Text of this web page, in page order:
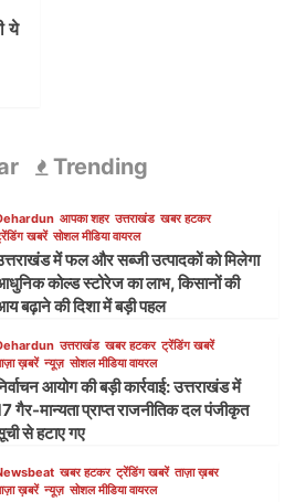
ये
Trending
आपका शहर उत्तराखंड खबर हटकर
खबरें सोशल मीडिया वायरल
में फल और सब्जी उत्पादकों को मिलेगा
कोल्ड स्टोरेज का लाभ, किसानों की
बढ़ाने की दिशा में बड़ी पहल
उत्तराखंड खबर हटकर ट्रेंडिंग खबरें
ख़बरें न्यूज़ सोशल मीडिया वायरल
आयोग की बड़ी कार्रवाई: उत्तराखंड में
गैर-मान्यता प्राप्त राजनीतिक दल पंजीकृत
से हटाए गए
खबर हटकर ट्रेंडिंग खबरें ताज़ा ख़बर
ख़बरें न्यूज़ सोशल मीडिया वायरल